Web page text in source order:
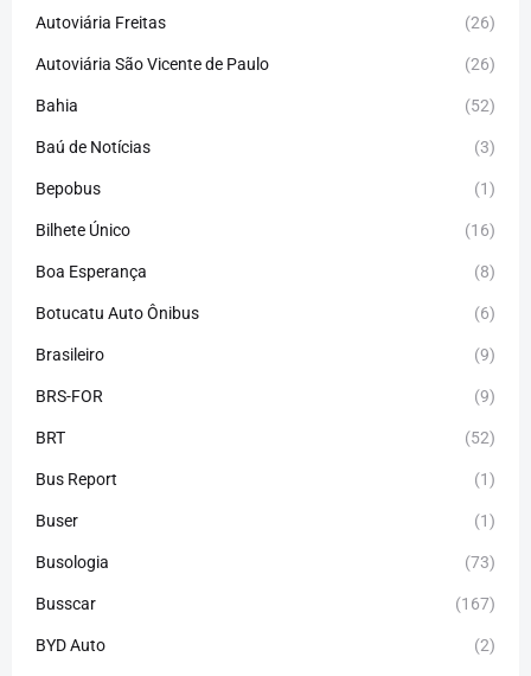
Autoviária Freitas (26)
Autoviária São Vicente de Paulo (26)
Bahia (52)
Baú de Notícias (3)
Bepobus (1)
Bilhete Único (16)
Boa Esperança (8)
Botucatu Auto Ônibus (6)
Brasileiro (9)
BRS-FOR (9)
BRT (52)
Bus Report (1)
Buser (1)
Busologia (73)
Busscar (167)
BYD Auto (2)